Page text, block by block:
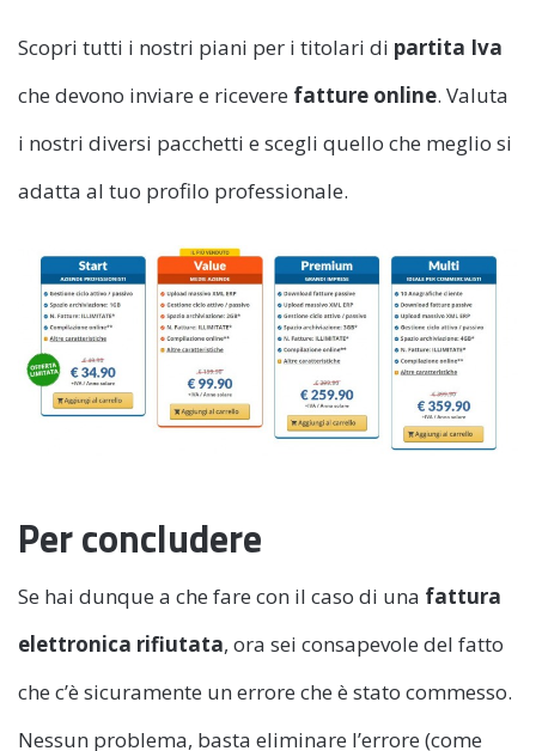
Scopri tutti i nostri piani per i titolari di partita Iva
che devono inviare e ricevere fatture online. Valuta
i nostri diversi pacchetti e scegli quello che meglio si
adatta al tuo profilo professionale.
Per concludere
Se hai dunque a che fare con il caso di una fattura
elettronica rifiutata, ora sei consapevole del fatto
che c’è sicuramente un errore che è stato commesso.
Nessun problema, basta eliminare l’errore (come